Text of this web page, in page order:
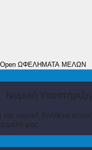
Open ΩΦΕΛΗΜΑΤΑ ΜΕΛΩΝ
Νομική Υποστήριξη
και νομική βοήθεια στους
μέλη μας